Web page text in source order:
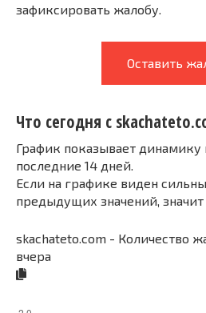
зафиксировать жалобу.
Оставить
Что сегодня с
График показывает динамику
последние 14 дней.
Если на графике виден
предыдущих значений, значит
skachateto.com - Количество
вчера